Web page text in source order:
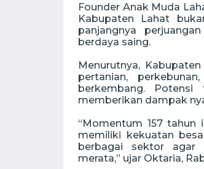
Founder Anak Muda
Kabupaten Lahat
panjangnya
berdaya saing.
Menurutnya,
pertanian,
berkembang.
memberikan dampak
“Momentum 157 tahun
memiliki kekuatan
berbagai sektor agar
merata,” ujar Oktaria,